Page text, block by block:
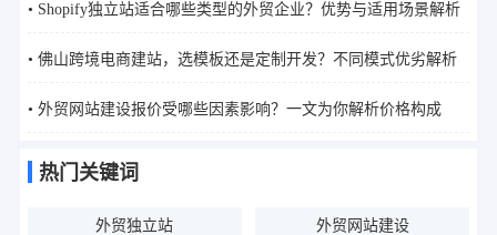
• Shopify独立站适合哪些类型的外贸企业？优势与适用场景解析
• 佛山跨境电商建站，选模板还是定制开发？不同模式优劣解析
• 外贸网站建设报价受哪些因素影响？一文为你解析价格构成
热门关键词
外贸独立站 外贸网站建设